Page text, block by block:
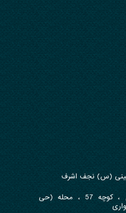
(س) نجف اشرف
آدرس : نجف اشرف ، خیابان الرسول ، کوچه 57 ، محله (حی